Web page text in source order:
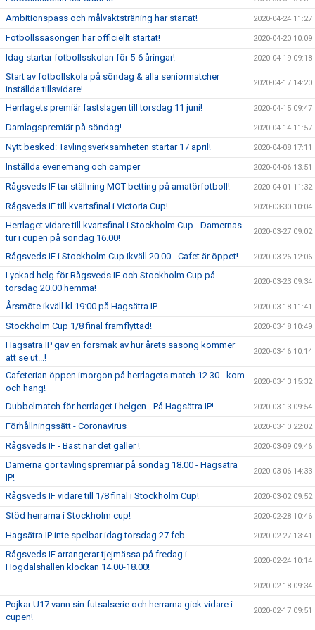
Ambitionspass och målvaktsträning har startat! 2020-04-24 11:27
Fotbollssäsongen har officiellt startat! 2020-04-20 10:09
Idag startar fotbollsskolan för 5-6 åringar! 2020-04-19 09:18
Start av fotbollskola på söndag & alla seniormatcher
inställda tillsvidare!
2020-04-17 14:20
Herrlagets premiär fastslagen till torsdag 11 juni! 2020-04-15 09:47
Damlagspremiär på söndag! 2020-04-14 11:57
Nytt besked: Tävlingsverksamheten startar 17 april! 2020-04-08 17:11
Inställda evenemang och camper 2020-04-06 13:51
Rågsveds IF tar ställning MOT betting på amatörfotboll! 2020-04-01 11:32
Rågsveds IF till kvartsfinal i Victoria Cup! 2020-03-30 10:04
Herrlaget vidare till kvartsfinal i Stockholm Cup - Damernas
tur i cupen på söndag 16.00!
2020-03-27 09:02
Rågsveds IF i Stockholm Cup ikväll 20.00 - Cafet är öppet! 2020-03-26 12:06
Lyckad helg för Rågsveds IF och Stockholm Cup på
torsdag 20.00 hemma!
2020-03-23 09:34
Årsmöte ikväll kl.19:00 på Hagsätra IP 2020-03-18 11:41
Stockholm Cup 1/8 final framflyttad! 2020-03-18 10:49
Hagsätra IP gav en försmak av hur årets säsong kommer
att se ut...!
2020-03-16 10:14
Cafeterian öppen imorgon på herrlagets match 12.30 - kom
och häng!
2020-03-13 15:32
Dubbelmatch för herrlaget i helgen - På Hagsätra IP! 2020-03-13 09:54
Förhållningssätt - Coronavirus 2020-03-10 22:02
Rågsveds IF - Bäst när det gäller ! 2020-03-09 09:46
Damerna gör tävlingspremiär på söndag 18.00 - Hagsätra
IP!
2020-03-06 14:33
Rågsveds IF vidare till 1/8 final i Stockholm Cup! 2020-03-02 09:52
Stöd herrarna i Stockholm cup! 2020-02-28 10:46
Hagsätra IP inte spelbar idag torsdag 27 feb 2020-02-27 13:41
Rågsveds IF arrangerar tjejmässa på fredag i
Högdalshallen klockan 14.00-18.00!
2020-02-24 10:14
2020-02-18 09:34
Pojkar U17 vann sin futsalserie och herrarna gick vidare i
cupen!
2020-02-17 09:51